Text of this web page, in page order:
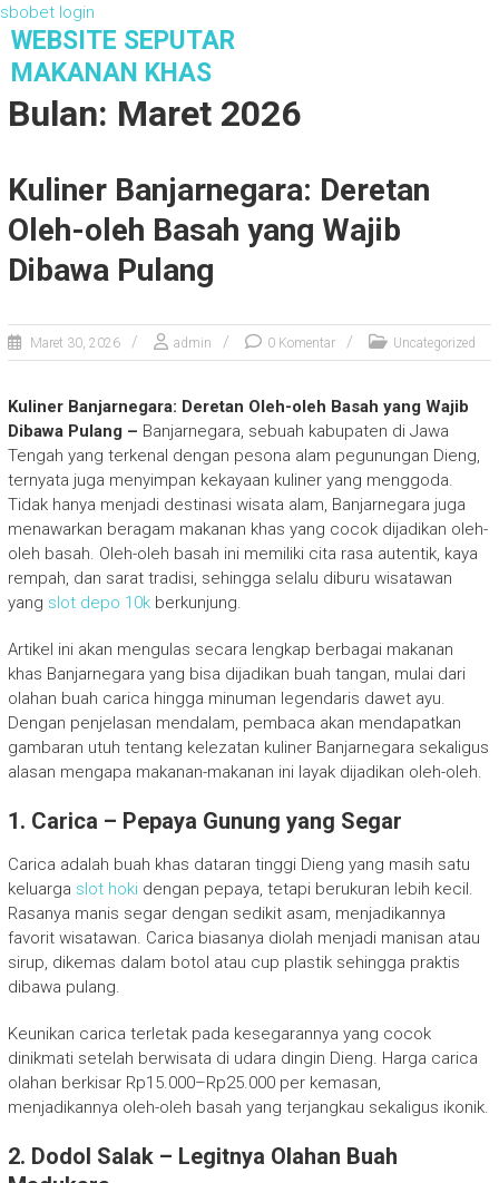
sbobet login
WEBSITE SEPUTAR
MAKANAN KHAS
Bulan: Maret 2026
Kuliner Banjarnegara: Deretan
Oleh-oleh Basah yang Wajib
Dibawa Pulang
Maret 30, 2026 admin 0 Komentar Uncategorized
Kuliner Banjarnegara: Deretan Oleh-oleh Basah yang Wajib
Dibawa Pulang – Banjarnegara, sebuah kabupaten di Jawa
Tengah yang terkenal dengan pesona alam pegunungan Dieng,
ternyata juga menyimpan kekayaan kuliner yang menggoda.
Tidak hanya menjadi destinasi wisata alam, Banjarnegara juga
menawarkan beragam makanan khas yang cocok dijadikan oleh-
oleh basah. Oleh-oleh basah ini memiliki cita rasa autentik, kaya
rempah, dan sarat tradisi, sehingga selalu diburu wisatawan
yang slot depo 10kberkunjung.
Artikel ini akan mengulas secara lengkap berbagai makanan
khas Banjarnegara yang bisa dijadikan buah tangan, mulai dari
olahan buah carica hingga minuman legendaris dawet ayu.
Dengan penjelasan mendalam, pembaca akan mendapatkan
gambaran utuh tentang kelezatan kuliner Banjarnegara sekaligus
alasan mengapa makanan-makanan ini layak dijadikan oleh-oleh.
1. Carica – Pepaya Gunung yang Segar
Carica adalah buah khas dataran tinggi Dieng yang masih satu
keluarga slot hokidengan pepaya, tetapi berukuran lebih kecil.
Rasanya manis segar dengan sedikit asam, menjadikannya
favorit wisatawan. Carica biasanya diolah menjadi manisan atau
sirup, dikemas dalam botol atau cup plastik sehingga praktis
dibawa pulang.
Keunikan carica terletak pada kesegarannya yang cocok
dinikmati setelah berwisata di udara dingin Dieng. Harga carica
olahan berkisar Rp15.000–Rp25.000 per kemasan,
menjadikannya oleh-oleh basah yang terjangkau sekaligus ikonik.
2. Dodol Salak – Legitnya Olahan Buah